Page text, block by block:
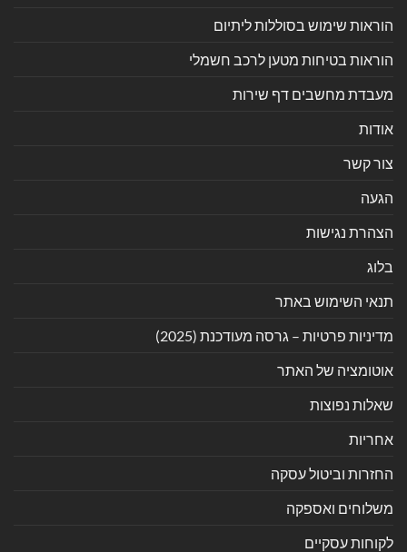
הוראות שימוש בסוללות ליתיום
הוראות בטיחות מטען לרכב חשמלי
מעבדת מחשבים דף שירות
אודות
צור קשר
הגעה
הצהרת נגישות
בלוג
תנאי השימוש באתר
מדיניות פרטיות – גרסה מעודכנת (2025)
אוטומציה של האתר
שאלות נפוצות
אחריות
החזרות וביטול עסקה
משלוחים ואספקה
לקוחות עסקיים